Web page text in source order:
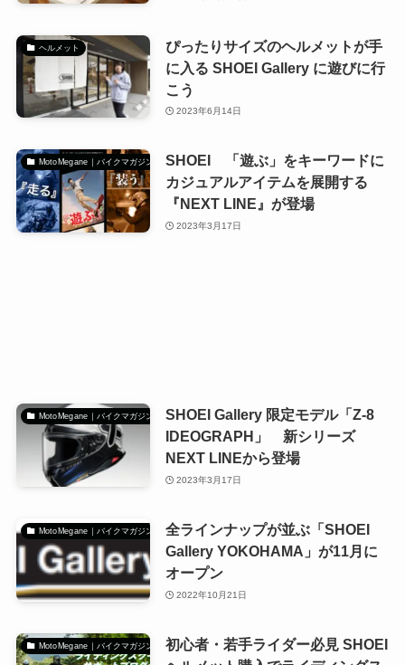
ヘルメット
ぴったりサイズのヘルメットが手
に入る SHOEI Gallery に遊びに行
こう
2023年6月14日
MotoMegane｜バイクマガジン
SHOEI 「遊ぶ」をキーワードに
カジュアルアイテムを展開する
『NEXT LINE』が登場
2023年3月17日
MotoMegane｜バイクマガジン
SHOEI Gallery 限定モデル「Z-8
IDEOGRAPH」 新シリーズ
NEXT LINEから登場
2023年3月17日
MotoMegane｜バイクマガジン
全ラインナップが並ぶ「SHOEI
Gallery YOKOHAMA」が11月に
オープン
2022年10月21日
MotoMegane｜バイクマガジン
初心者・若手ライダー必見 SHOEI